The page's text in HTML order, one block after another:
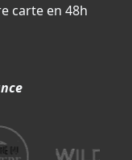
carte en 48h